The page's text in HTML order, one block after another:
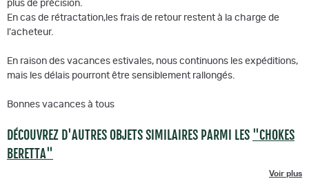
plus de précision.
En cas de rétractation,les frais de retour restent à la charge de
l'acheteur.
En raison des vacances estivales, nous continuons les expéditions,
mais les délais pourront être sensiblement rallongés.
Bonnes vacances à tous
DÉCOUVREZ D'AUTRES OBJETS SIMILAIRES PARMI LES "CHOKES
BERETTA"
Voir plus